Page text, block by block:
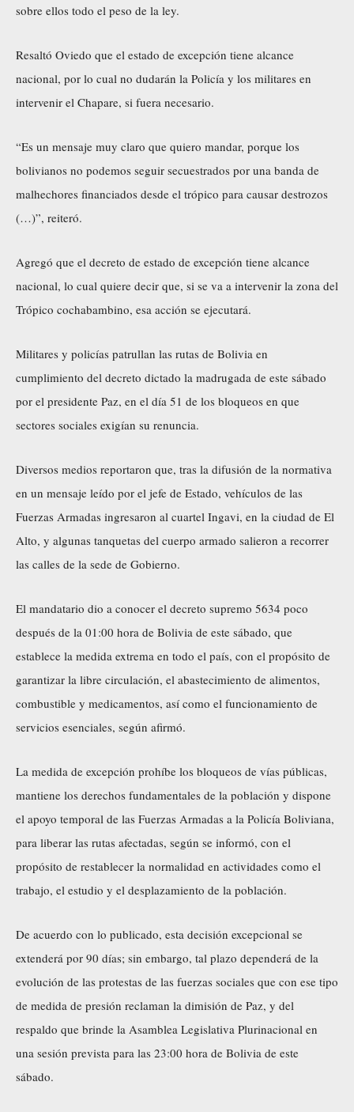
sobre ellos todo el peso de la ley.
Resaltó Oviedo que el estado de excepción tiene alcance
nacional, por lo cual no dudarán la Policía y los militares en
intervenir el Chapare, si fuera necesario.
“Es un mensaje muy claro que quiero mandar, porque los
bolivianos no podemos seguir secuestrados por una banda de
malhechores financiados desde el trópico para causar destrozos
(…)”, reiteró.
Agregó que el decreto de estado de excepción tiene alcance
nacional, lo cual quiere decir que, si se va a intervenir la zona del
Trópico cochabambino, esa acción se ejecutará.
Militares y policías patrullan las rutas de Bolivia en
cumplimiento del decreto dictado la madrugada de este sábado
por el presidente Paz, en el día 51 de los bloqueos en que
sectores sociales exigían su renuncia.
Diversos medios reportaron que, tras la difusión de la normativa
en un mensaje leído por el jefe de Estado, vehículos de las
Fuerzas Armadas ingresaron al cuartel Ingavi, en la ciudad de El
Alto, y algunas tanquetas del cuerpo armado salieron a recorrer
las calles de la sede de Gobierno.
El mandatario dio a conocer el decreto supremo 5634 poco
después de la 01:00 hora de Bolivia de este sábado, que
establece la medida extrema en todo el país, con el propósito de
garantizar la libre circulación, el abastecimiento de alimentos,
combustible y medicamentos, así como el funcionamiento de
servicios esenciales, según afirmó.
La medida de excepción prohíbe los bloqueos de vías públicas,
mantiene los derechos fundamentales de la población y dispone
el apoyo temporal de las Fuerzas Armadas a la Policía Boliviana,
para liberar las rutas afectadas, según se informó, con el
propósito de restablecer la normalidad en actividades como el
trabajo, el estudio y el desplazamiento de la población.
De acuerdo con lo publicado, esta decisión excepcional se
extenderá por 90 días; sin embargo, tal plazo dependerá de la
evolución de las protestas de las fuerzas sociales que con ese tipo
de medida de presión reclaman la dimisión de Paz, y del
respaldo que brinde la Asamblea Legislativa Plurinacional en
una sesión prevista para las 23:00 hora de Bolivia de este
sábado.